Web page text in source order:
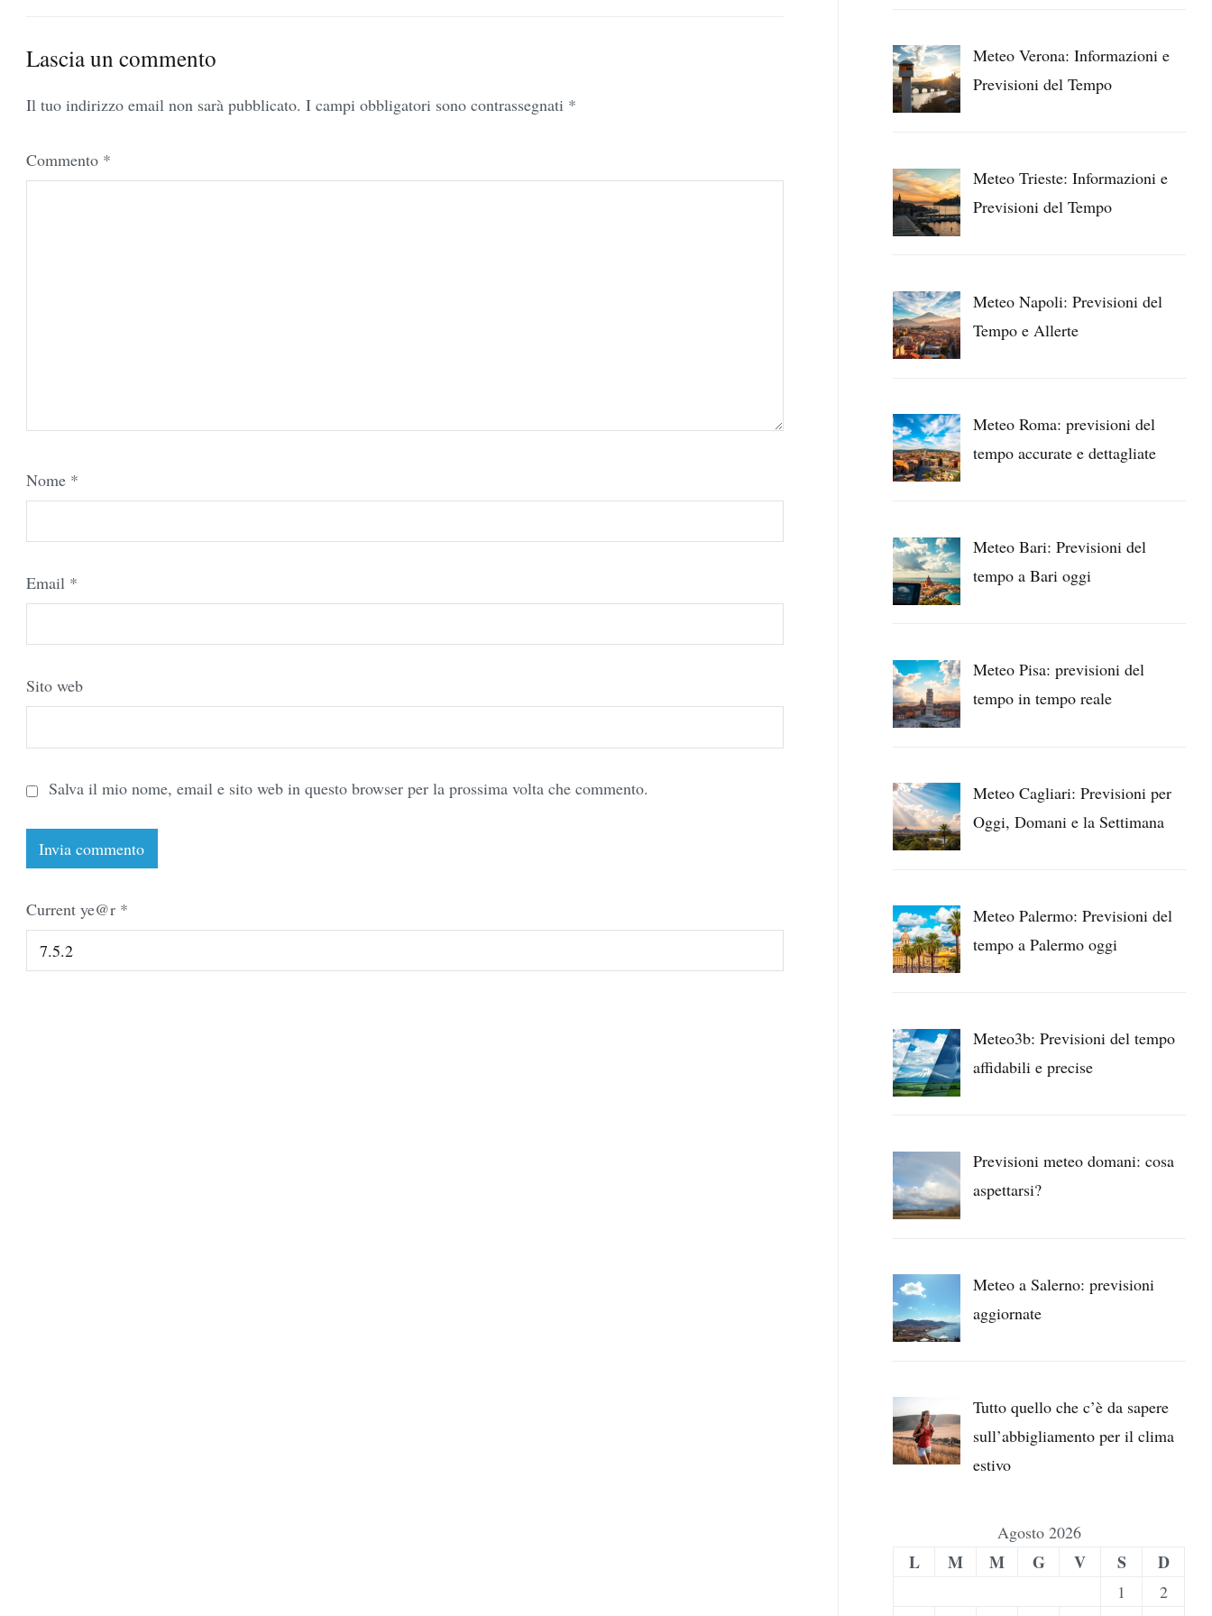
Lascia un commento
Il tuo indirizzo email non sarà pubblicato. I campi obbligatori sono contrassegnati *
Commento *
Nome *
Email *
Sito web
Salva il mio nome, email e sito web in questo browser per la prossima volta che commento.
Current ye@r *
Meteo Verona: Informazioni e
Previsioni del Tempo
Meteo Trieste: Informazioni e
Previsioni del Tempo
Meteo Napoli: Previsioni del
Tempo e Allerte
Meteo Roma: previsioni del
tempo accurate e dettagliate
Meteo Bari: Previsioni del
tempo a Bari oggi
Meteo Pisa: previsioni del
tempo in tempo reale
Meteo Cagliari: Previsioni per
Oggi, Domani e la Settimana
Meteo Palermo: Previsioni del
tempo a Palermo oggi
Meteo3b: Previsioni del tempo
affidabili e precise
Previsioni meteo domani: cosa
aspettarsi?
Meteo a Salerno: previsioni
aggiornate
Tutto quello che c’è da sapere
sull’abbigliamento per il clima
estivo
Agosto 2026
L M M G V S D
1
2